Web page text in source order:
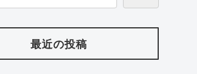
最近の投稿